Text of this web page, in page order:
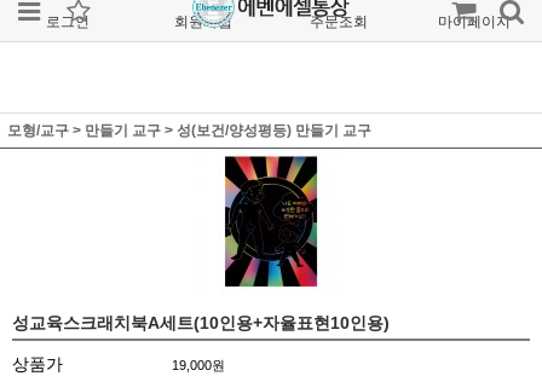
로그인 회원가입 주문조회 마이페이지
모형/교구 > 만들기 교구 > 성(보건/양성평등) 만들기 교구
성교육스크래치북A세트(10인용+자율표현10인용)
상품가 19,000원